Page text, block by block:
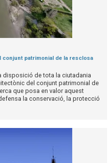
patrimonial de la resclosa
disposició de tota la ciutadania
del conjunt patrimonial de
que posa en valor aquest
la conservació, la protecció